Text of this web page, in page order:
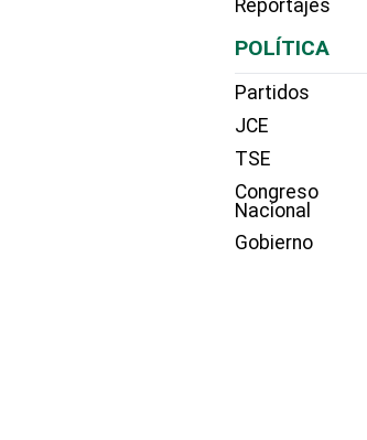
Reportajes
POLÍTICA
Partidos
JCE
TSE
Congreso
Nacional
Gobierno